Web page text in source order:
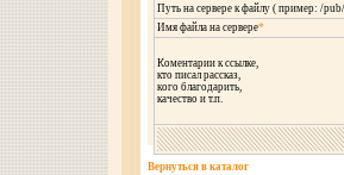
Путь на сервере к файлу ( пример: /
Имя файла на сервере*
Коментарии к ссылке,
кто писал рассказ,
кого благодарить,
качество и т.п.
Вернуться в каталог